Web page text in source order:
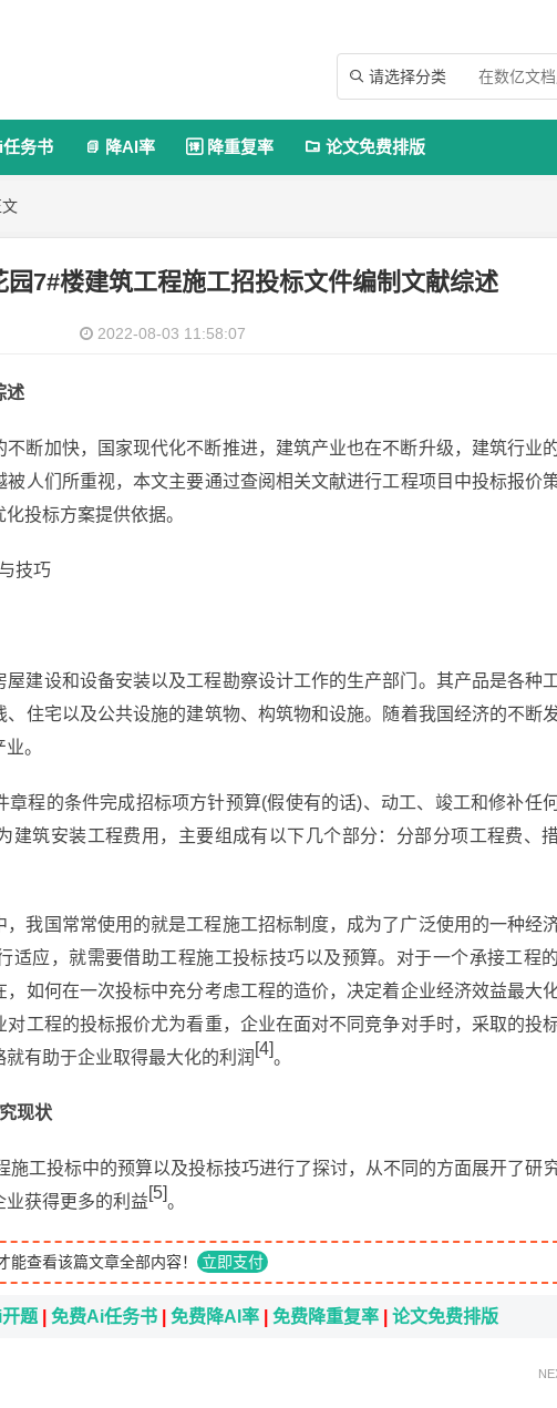
 请选择分类
务书  降AI率  降重复率  论文免费排版
园7#楼建筑工程施工招投标文件编制文献综述
2022-08-03 11:58:07
述
不断加快，国家现代化不断推进，建筑产业也在不断升级，建筑行业
人们所重视，本文主要通过查阅相关文献进行工程项目中投标报价
投标方案提供依据。
技巧
屋建设和设备安装以及工程勘察设计工作的生产部门。其产品是各种
住宅以及公共设施的建筑物、构筑物和设施。随着我国经济的不断
。
章程的条件完成招标项方针预算(假使有的话)、动工、竣工和修补任
建筑安装工程费用，主要组成有以下几个部分：分部分项工程费、
我国常常使用的就是工程施工招标制度，成为了广泛使用的一种经济
适应，就需要借助工程施工投标技巧以及预算。对于一个承接工程
如何在一次投标中充分考虑工程的造价，决定着企业经济效益最大
工程的投标报价尤为看重，企业在面对不同竞争对手时，采取的投
有助于企业取得最大化的利润 [4]。
现状
施工投标中的预算以及投标技巧进行了探讨，从不同的方面展开了研
业获得更多的利益[5]。
能查看该篇文章全部内容！ 立即支付
题 免费Ai任务书 免费降AI率 免费降重复率 论文免费排版